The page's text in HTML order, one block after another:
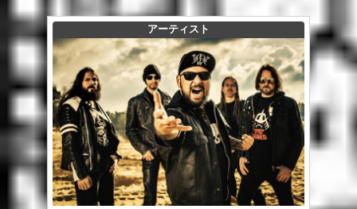
アーティスト